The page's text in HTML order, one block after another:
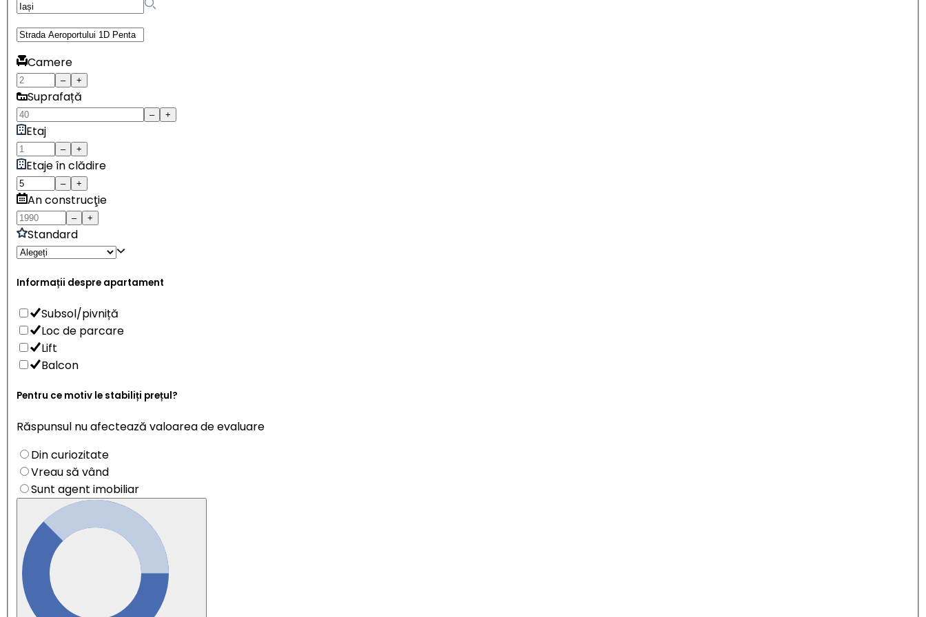
Camere
– +
Suprafață
– +
Etaj
– +
Etaje în clădire
– +
An construcţie
– +
Standard
Informații despre apartament
Subsol/pivniță
Loc de parcare
Lift
Balcon
Pentru ce motiv le stabiliți prețul?
Răspunsul nu afectează valoarea de evaluare
Din curiozitate
Vreau să vând
Sunt agent imobiliar